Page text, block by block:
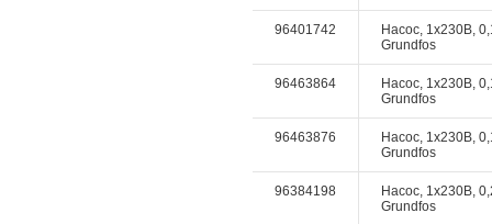
96401742
Насос, 1x230В,
Grundfos
96463864
Насос, 1x230В,
Grundfos
96463876
Насос, 1x230В,
Grundfos
96384198
Насос, 1x230В,
Grundfos